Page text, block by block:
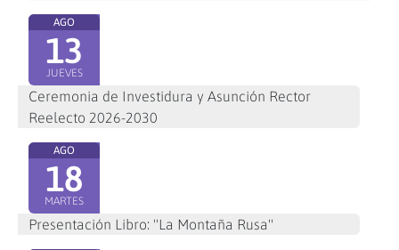
AGO
13
JUEVES
Ceremonia de Investidura y Asunción Rector
Reelecto 2026-2030
AGO
18
MARTES
Presentación Libro: "La Montaña Rusa"